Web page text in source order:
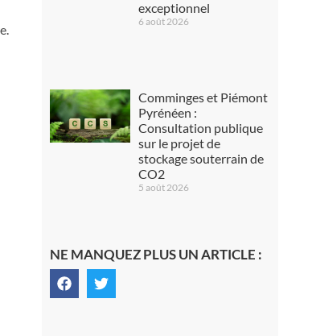
exceptionnel
6 août 2026
Comminges et Piémont
Pyrénéen :
Consultation publique
sur le projet de
stockage souterrain de
CO2
5 août 2026
NE MANQUEZ PLUS UN ARTICLE :